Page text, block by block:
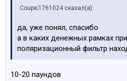
Coupe;1761024 сказал(а):
да, уже понял, спасибо
а в каких денежных рамках
поляризационный фильтр
10-20 паундов